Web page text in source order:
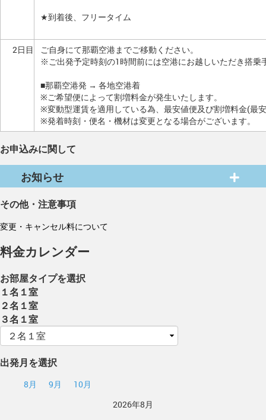
★到着後、フリータイム
2日目
ご自身にて那覇空港までご移動ください。
※ご出発予定時刻の1時間前には空港にお越しいただき搭乗
■那覇空港発 → 各地空港着
※ご希望便によって割増料金が発生いたします。
※変動型運賃を適用している為、最安値便及び割増料金(最
※発着時刻・便名・機材は変更となる場合がございます。
お申込みに関して
お知らせ
その他・注意事項
変更・キャンセル料について
料金カレンダー
お部屋タイプを選択
１名１室
２名１室
３名１室
出発月を選択
8月 9月
10月
2026年8月